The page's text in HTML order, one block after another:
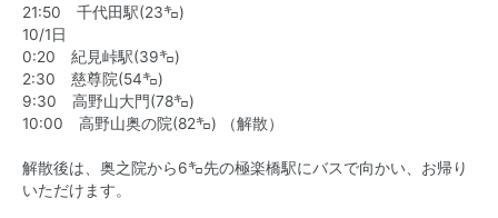
21:50 千代田駅(23㌔)
10/1日
0:20 紀見峠駅(39㌔)
2:30 慈尊院(54㌔)
9:30 高野山大門(78㌔)
10:00 高野山奥の院(82㌔) （解散）
解散後は、奥之院から6㌔先の極楽橋駅にバスで向かい、お帰り
いただけます。